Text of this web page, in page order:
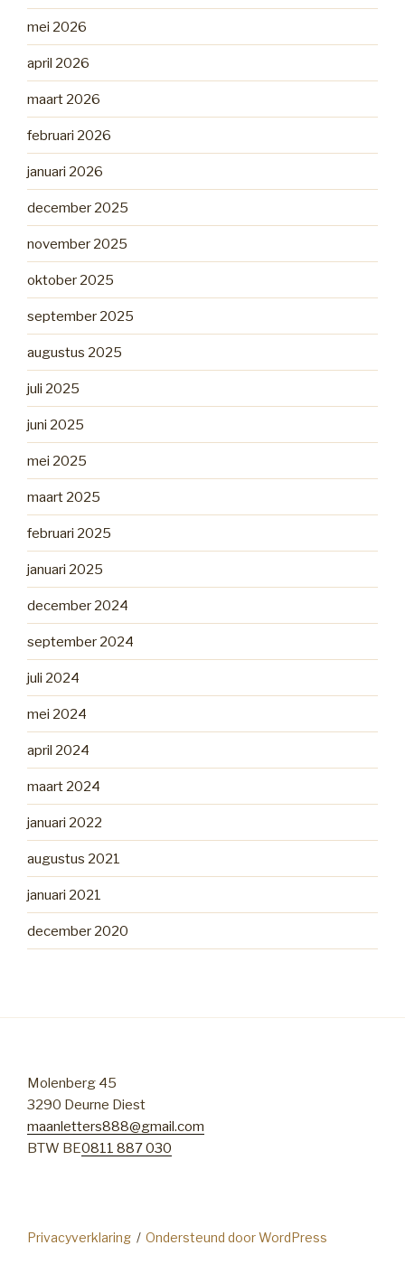
mei 2026
april 2026
maart 2026
februari 2026
januari 2026
december 2025
november 2025
oktober 2025
september 2025
augustus 2025
juli 2025
juni 2025
mei 2025
maart 2025
februari 2025
januari 2025
december 2024
september 2024
juli 2024
mei 2024
april 2024
maart 2024
januari 2022
augustus 2021
januari 2021
december 2020
Molenberg 45
3290 Deurne Diest
maanletters888@gmail.com
BTW BE0811 887 030
Privacyverklaring Ondersteund door WordPress